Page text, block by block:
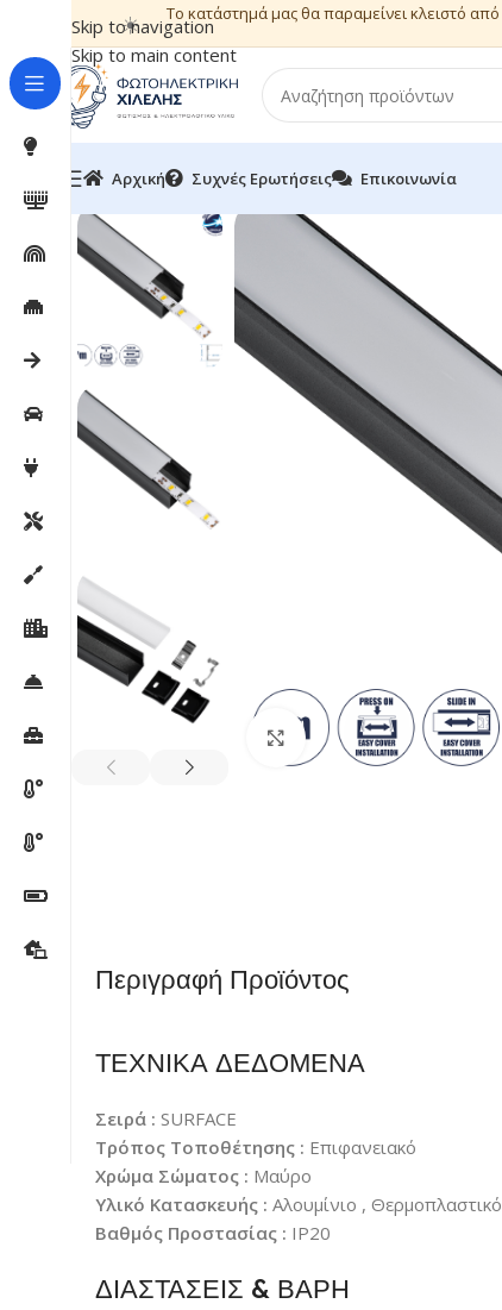
Skip to navigation
Skip to main content
☀️ Το κατάστημά μας θα παραμείνει κλειστό από
Αρχική Συχνές Ερωτήσεις Επικοινωνία
Κλικ για μεγέθυνση
Περιγραφή Προϊόντος
ΤΕΧΝΙΚΑ ΔΕΔΟΜΕΝΑ
Σειρά : SURFACE
Τρόπος Τοποθέτησης : Επιφανειακό
Χρώμα Σώματος : Μαύρο
Υλικό Κατασκευής : Αλουμίνιο , Θερμοπλαστικό
Βαθμός Προστασίας : IP20
ΔΙΑΣΤΑΣΕΙΣ & ΒΑΡΗ